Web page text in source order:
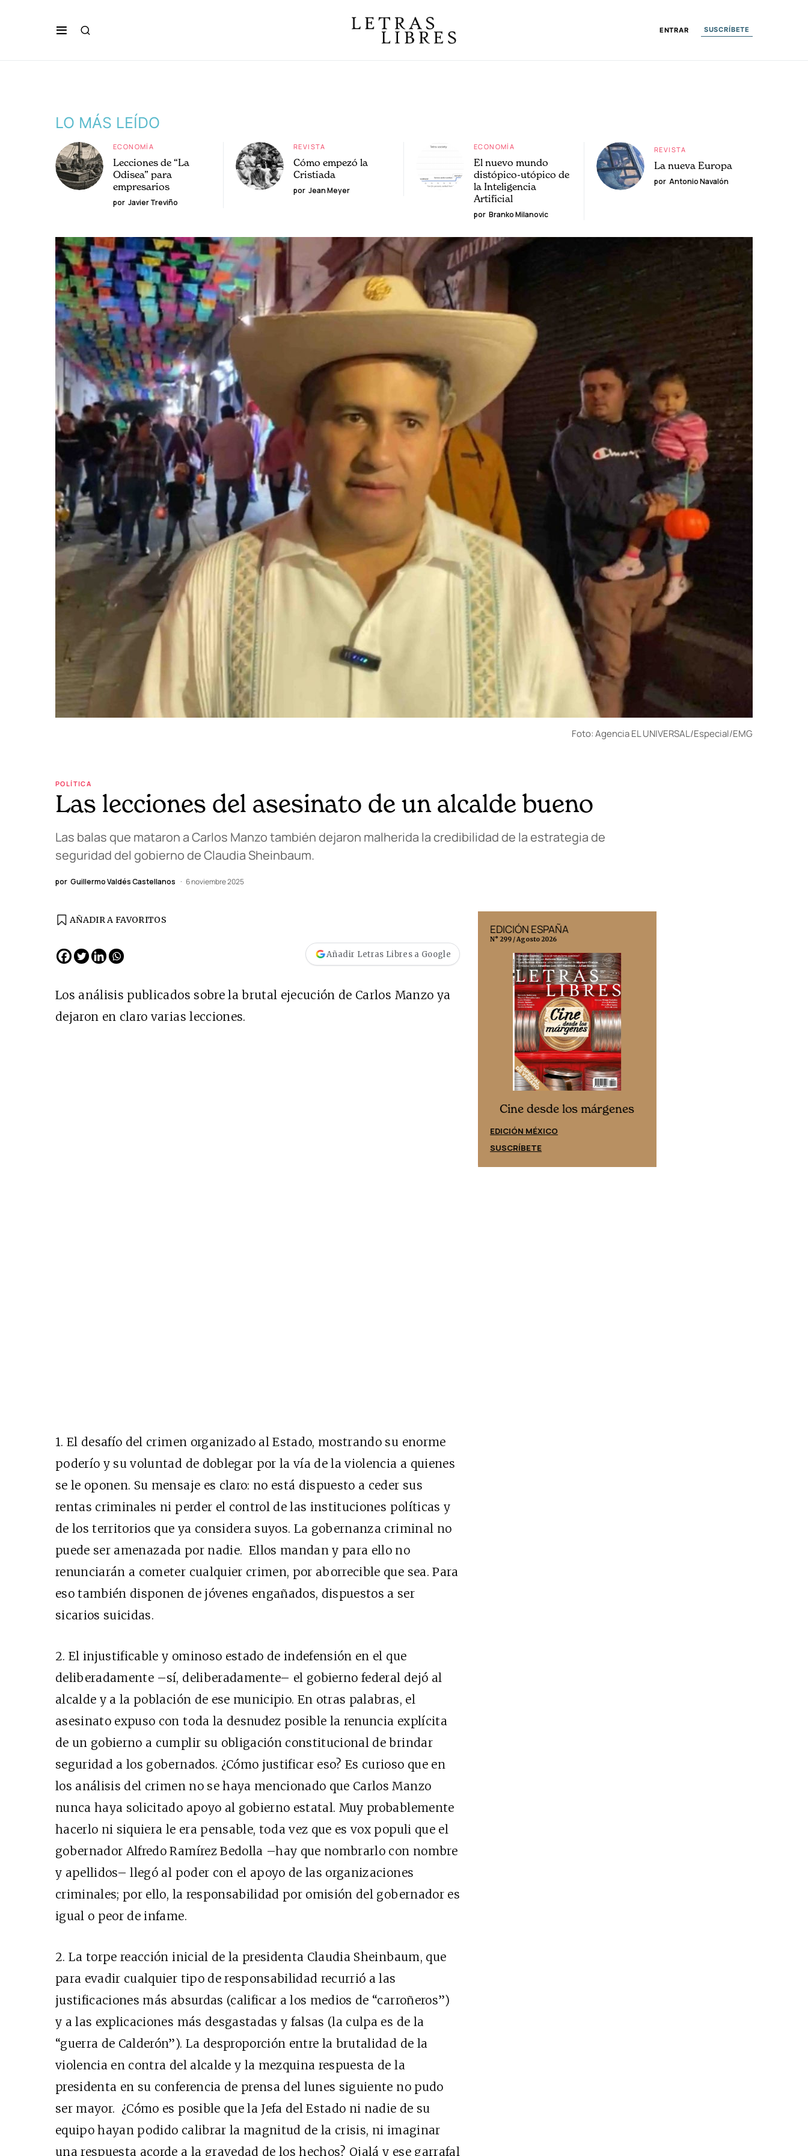
ENTRAR SUSCRÍBETE
LO MÁS LEÍDO
ECONOMÍA
Lecciones de “La
Odisea” para
empresarios
por Javier Treviño
REVISTA
Cómo empezó la
Cristiada
por Jean Meyer
ECONOMÍA
El nuevo mundo
distópico-utópico de
la Inteligencia
Artificial
por Branko Milanovic
REVISTA
La nueva Europa
por Antonio Navalón
Foto: Agencia EL UNIVERSAL/Especial/EMG
POLÍTICA
Las lecciones del asesinato de un alcalde bueno
Las balas que mataron a Carlos Manzo también dejaron malherida la credibilidad de la estrategia de
seguridad del gobierno de Claudia Sheinbaum.
por Guillermo Valdés Castellanos 6 noviembre 2025
AÑADIR A FAVORITOS
Añadir Letras Libres a Google
Los análisis publicados sobre la brutal ejecución de Carlos Manzo ya
dejaron en claro varias lecciones.
1. El desafío del crimen organizado al Estado, mostrando su enorme
poderío y su voluntad de doblegar por la vía de la violencia a quienes
se le oponen. Su mensaje es claro: no está dispuesto a ceder sus
rentas criminales ni perder el control de las instituciones políticas y
de los territorios que ya considera suyos. La gobernanza criminal no
puede ser amenazada por nadie. Ellos mandan y para ello no
renunciarán a cometer cualquier crimen, por aborrecible que sea. Para
eso también disponen de jóvenes engañados, dispuestos a ser
sicarios suicidas.
2. El injustificable y ominoso estado de indefensión en el que
deliberadamente –sí, deliberadamente– el gobierno federal dejó al
alcalde y a la población de ese municipio. En otras palabras, el
asesinato expuso con toda la desnudez posible la renuncia explícita
de un gobierno a cumplir su obligación constitucional de brindar
seguridad a los gobernados. ¿Cómo justificar eso? Es curioso que en
los análisis del crimen no se haya mencionado que Carlos Manzo
nunca haya solicitado apoyo al gobierno estatal. Muy probablemente
hacerlo ni siquiera le era pensable, toda vez que es vox populi que el
gobernador Alfredo Ramírez Bedolla –hay que nombrarlo con nombre
y apellidos– llegó al poder con el apoyo de las organizaciones
criminales; por ello, la responsabilidad por omisión del gobernador es
igual o peor de infame.
2. La torpe reacción inicial de la presidenta Claudia Sheinbaum, que
para evadir cualquier tipo de responsabilidad recurrió a las
justificaciones más absurdas (calificar a los medios de “carroñeros”)
y a las explicaciones más desgastadas y falsas (la culpa es de la
“guerra de Calderón”). La desproporción entre la brutalidad de la
violencia en contra del alcalde y la mezquina respuesta de la
presidenta en su conferencia de prensa del lunes siguiente no pudo
ser mayor. ¿Cómo es posible que la Jefa del Estado ni nadie de su
equipo hayan podido calibrar la magnitud de la crisis, ni imaginar
una respuesta acorde a la gravedad de los hechos? Ojalá y ese garrafal
EDICIÓN ESPAÑA
N° 299 / Agosto 2026
Cine desde los márgenes
EDICIÓN MÉXICO
SUSCRÍBETE